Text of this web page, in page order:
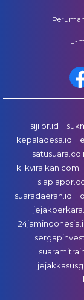
E-
siji.or.id
kepaladesa.id
klikviralkan.com
suaradaerah.id